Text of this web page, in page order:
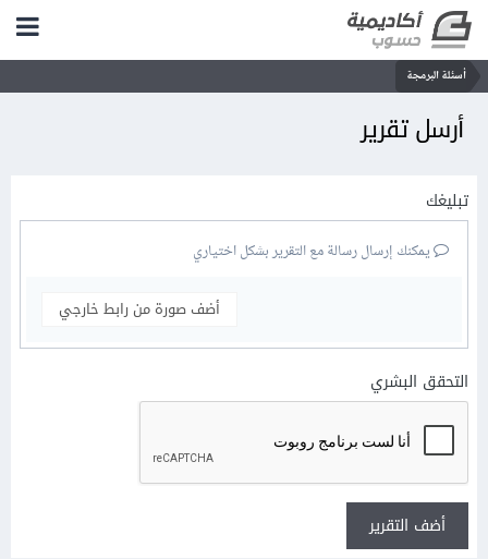
أسئلة البرمجة
أرسل تقرير
تبليغك
يمكنك إرسال رسالة مع التقرير بشكل اختياري
أضف صورة من رابط خارجي
التحقق البشري
أضف التقرير